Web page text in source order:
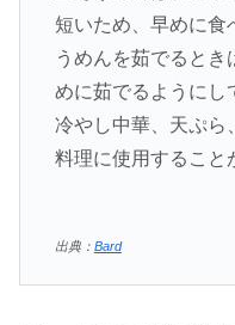
短いため、早めに食
うめんを茹でると
めに茹でるようにし
冷やし中華、天ぷら
料理に使用すること
出典： Bard